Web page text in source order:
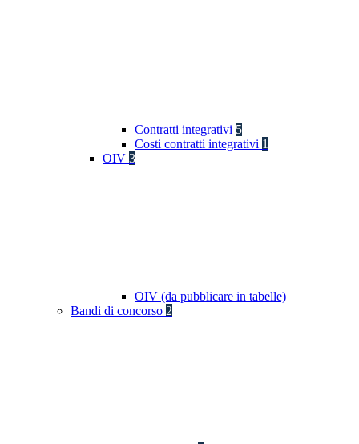
Contratti integrativi 5
Costi contratti integrativi 1
OIV 3
OIV (da pubblicare in tabelle)
Bandi di concorso 2